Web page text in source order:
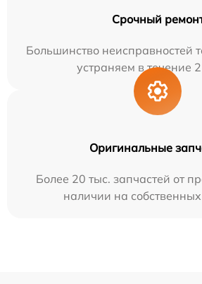
Срочный
Большинство неисправностей
устраняем в течение
Оригинальные
Более 20 тыс. запчастей от
наличии на